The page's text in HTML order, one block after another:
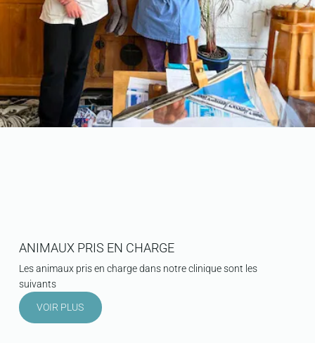
ANIMAUX PRIS EN CHARGE
Les animaux pris en charge dans notre clinique sont les
suivants
VOIR PLUS